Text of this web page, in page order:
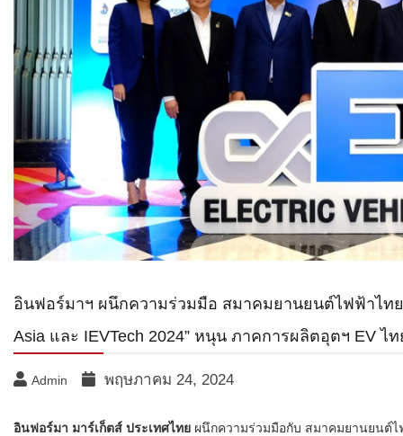
อินฟอร์มาฯ ผนึกความร่วมมือ สมาคมยานยนต์ไฟฟ้าไท
Asia และ IEVTech 2024” หนุน ภาคการผลิตอุตฯ EV ไ
Admin พฤษภาคม 24, 2024
อินฟอร์มา มาร์เก็ตส์ ประเทศไทย ผนึกความร่วมมือกับ สมาคมยานยนต์ไ